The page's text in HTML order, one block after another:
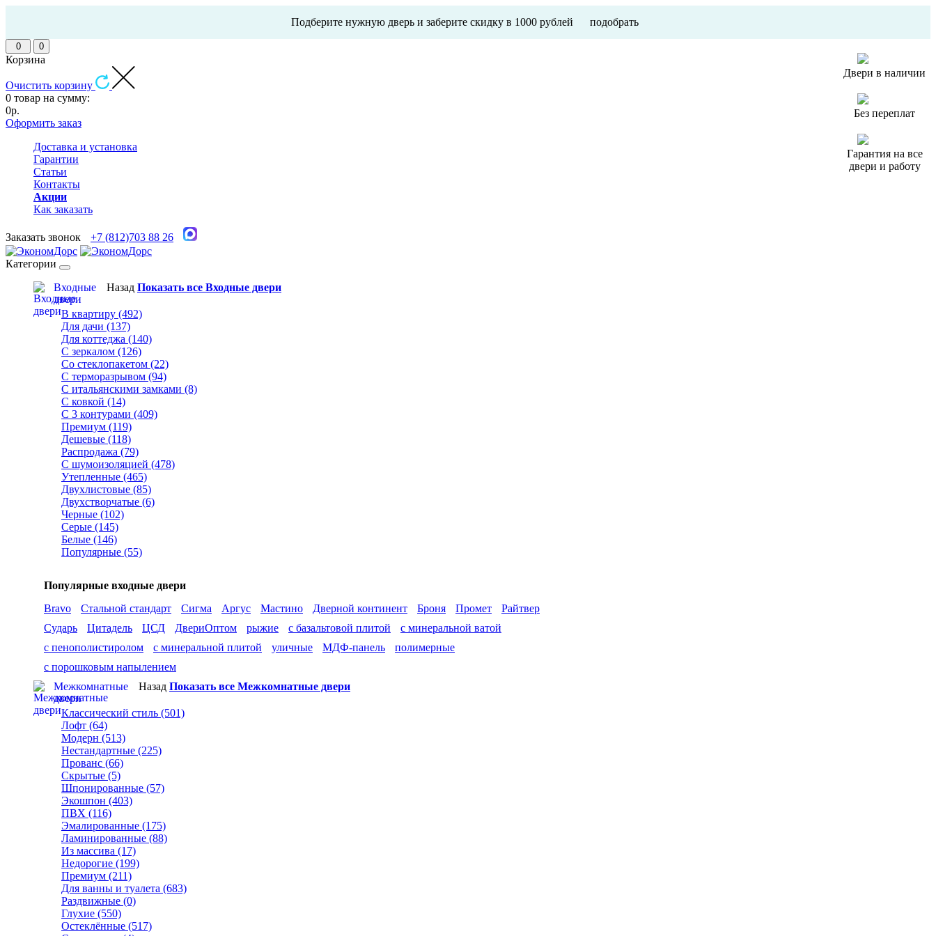
Подберите нужную дверь и заберите скидку в 1000 рублей подобрать
0 0
Корзина
Очистить корзину
0 товар на сумму:
0р.
Оформить заказ
Доставка и установка
Гарантии
Статьи
Контакты
Акции
Как заказать
Заказать звонок +7 (812)703 88 26
Категории
Входные
двери
Назад Показать все Входные двери
В квартиру (492)
Для дачи (137)
Для коттеджа (140)
С зеркалом (126)
Со стеклопакетом (22)
С терморазрывом (94)
С итальянскими замками (8)
С ковкой (14)
С 3 контурами (409)
Премиум (119)
Дешевые (118)
Распродажа (79)
С шумоизоляцией (478)
Утепленные (465)
Двухлистовые (85)
Двухстворчатые (6)
Черные (102)
Серые (145)
Белые (146)
Популярные (55)
Популярные входные двери
Bravo
Стальной стандарт Сигма Аргус Мастино Дверной континент Броня Промет
Райтвер
Сударь
Цитадель ЦСД ДвериОптом рыжие с базальтовой плитой
с минеральной ватой
с пенополистиролом
с минеральной плитой уличные МДФ-панель
полимерные
с порошковым напылением
Межкомнатные
двери
Назад Показать все Межкомнатные двери
Классический стиль (501)
Лофт (64)
Модерн (513)
Нестандартные (225)
Прованс (66)
Скрытые (5)
Шпонированные (57)
Экошпон (403)
ПВХ (116)
Эмалированные (175)
Ламинированные (88)
Из массива (17)
Недорогие (199)
Премиум (211)
Для ванны и туалета (683)
Раздвижные (0)
Глухие (550)
Остеклённые (517)
Двери в наличии
Без переплат
Гарантия на все
двери и работу